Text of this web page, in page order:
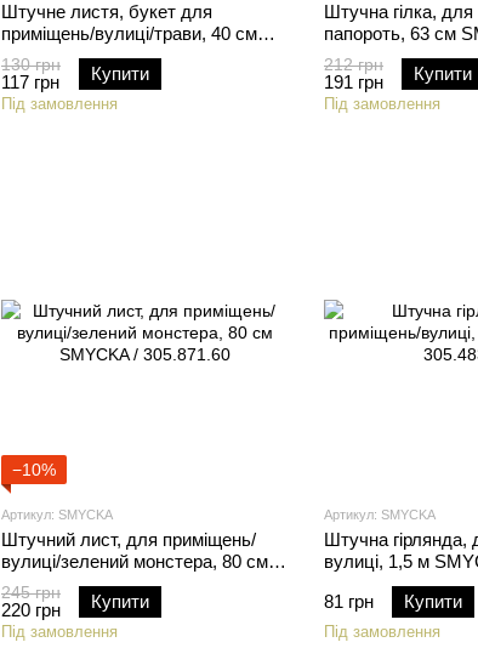
Штучне листя, букет для
приміщень/вулиці/трави, 40 см
SMYCKA / 605.627.14
130 грн
117 грн Купити
Під замовлення
Штучна гілка, для
папороть, 63 см
205.601.42
212 грн
191 грн Купити
Під замовлення
−10%
Артикул: SMYCKA
Штучний лист, для приміщень/
вулиці/зелений монстера, 80 см
SMYCKA / 305.871.60
245 грн
220 грн Купити
Під замовлення
Артикул: SMYCKA
Штучна гірлянда,
вулиці, 1,5 м
305.483.00
81 грн
Купити
Під замовлення